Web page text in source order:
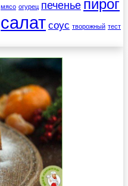
мясо огурец печенье пирог
салат соус творожный тест